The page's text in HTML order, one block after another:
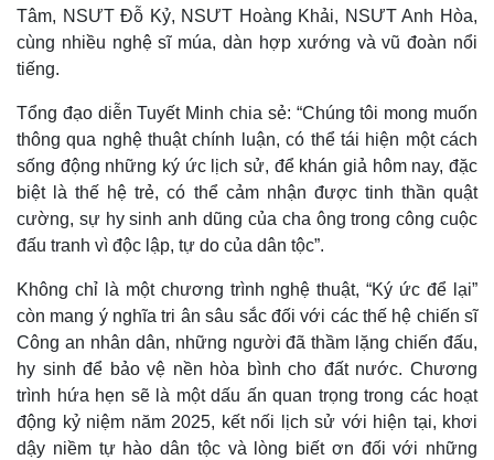
Kinh tế
Bất động sản
Khởi nghiệp
Thị trường
Tiêu dùng
Tỷ giá
Chứng khoán
Giá cà phê
Tâm, NSƯT Đỗ Kỷ, NSƯT Hoàng Khải, NSƯT Anh Hòa,
cùng nhiều nghệ sĩ múa, dàn hợp xướng và vũ đoàn nổi
tiếng.
Tổng đạo diễn Tuyết Minh chia sẻ: “Chúng tôi mong muốn
thông qua nghệ thuật chính luận, có thể tái hiện một cách
sống động những ký ức lịch sử, để khán giả hôm nay, đặc
biệt là thế hệ trẻ, có thể cảm nhận được tinh thần quật
cường, sự hy sinh anh dũng của cha ông trong công cuộc
đấu tranh vì độc lập, tự do của dân tộc”.
Không chỉ là một chương trình nghệ thuật, “Ký ức để lại”
còn mang ý nghĩa tri ân sâu sắc đối với các thế hệ chiến sĩ
Công an nhân dân, những người đã thầm lặng chiến đấu,
hy sinh để bảo vệ nền hòa bình cho đất nước. Chương
trình hứa hẹn sẽ là một dấu ấn quan trọng trong các hoạt
động kỷ niệm năm 2025, kết nối lịch sử với hiện tại, khơi
dậy niềm tự hào dân tộc và lòng biết ơn đối với những